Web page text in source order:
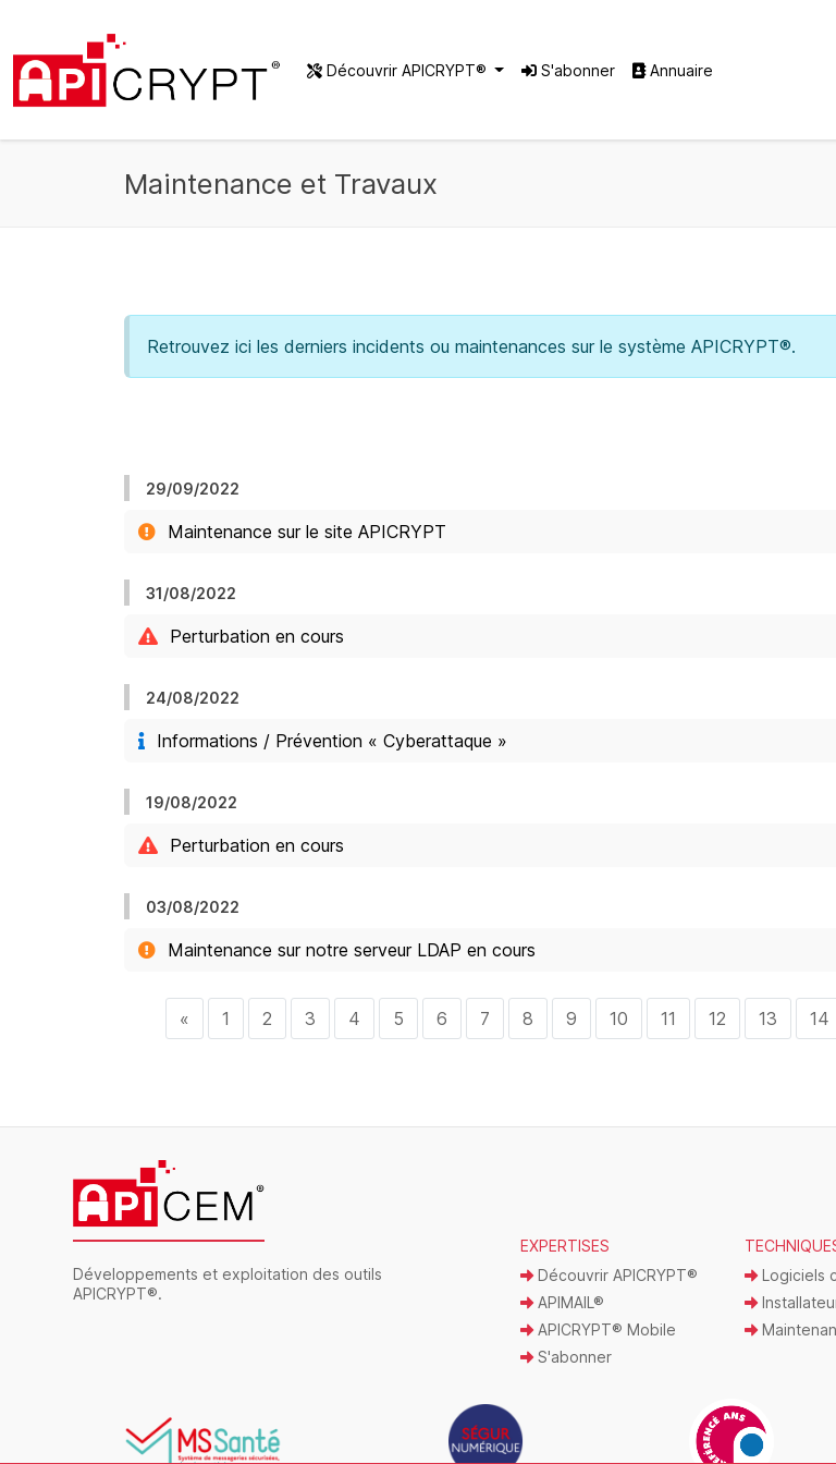
Découvrir APICRYPT® S'abonner Annuaire
Maintenance et Travaux
Retrouvez ici les derniers incidents ou maintenances sur le système APICRYPT®.
29/09/2022
Maintenance sur le site APICRYPT
31/08/2022
Perturbation en cours
24/08/2022
Informations / Prévention « Cyberattaque »
19/08/2022
Perturbation en cours
03/08/2022
Maintenance sur notre serveur LDAP en cours
« 1 2 3 4 5 6 7 8 9 10 11 12 13 14
Développements et exploitation des outils
APICRYPT®.
EXPERTISES
Découvrir APICRYPT®
APIMAIL®
APICRYPT® Mobile
S'abonner
Logiciels